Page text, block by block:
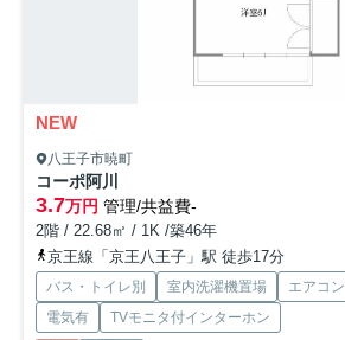
NEW
八王子市暁町
コーポ阿川
3.7万円 管理/共益費-
2階 / 22.68㎡ / 1K /築46年
京王線「京王八王子」駅 徒歩17分
バス・トイレ別 室内洗濯機置場 エアコン
電気有
TVモニタ付インターホン